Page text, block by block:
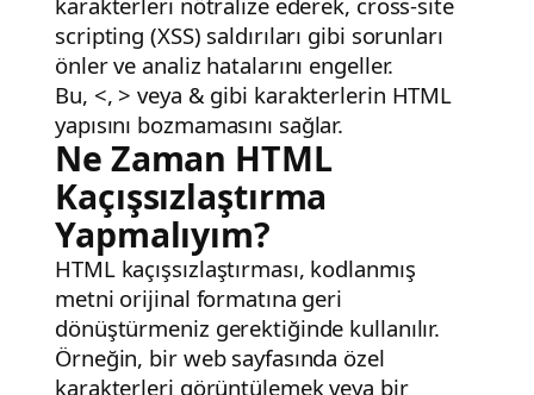
scripting (XSS) saldırıları gibi sorunları
önler ve analiz hatalarını engeller.
Bu, <, > veya & gibi karakterlerin HTML
yapısını bozmamasını sağlar.
Ne Zaman HTML
Kaçışsızlaştırma
Yapmalıyım?
HTML kaçışsızlaştırması, kodlanmış
metni orijinal formatına geri
dönüştürmeniz gerektiğinde kullanılır.
Örneğin, bir web sayfasında özel
karakterleri görüntülemek veya bir